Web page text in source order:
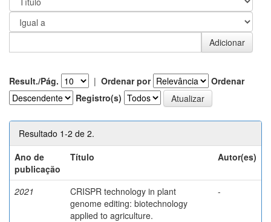
Result./Pág. | Ordenar por
Ordenar
Registro(s)
Resultado 1-2 de 2.
Ano de
publicação
Título Autor(es)
2021
CRISPR technology in plant
genome editing: biotechnology
applied to agriculture.
-